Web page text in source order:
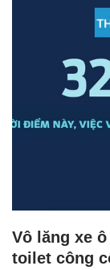
Vô lăng xe
toilet công